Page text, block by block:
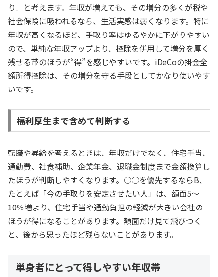
り」と考えます。年収が増えても、その増分の多くが税や
社会保険に吸われるなら、生活実感は弱くなります。特に
年収が高くなるほど、手取り率はゆるやかに下がりやすい
ので、単純な年収アップより、控除を併用して増分を厚く
残せる帯のほうが“得”を感じやすいです。iDeCoの掛金全
額所得控除は、その増分を守る手段としてかなり使いやす
いです。
福利厚生まで含めて判断する
転職や昇給を考えるときは、年収だけでなく、住宅手当、
通勤費、社食補助、企業年金、退職金制度まで金額換算し
たほうが判断しやすくなります。○○を優先するならB、
たとえば「今の手取りを安定させたい人」は、額面5〜
10％増より、住宅手当や通勤負担の軽減が大きい会社の
ほうが得になることがあります。額面だけ見て飛びつく
と、後から思ったほど残らないことがあります。
単身者にとって得しやすい年収帯